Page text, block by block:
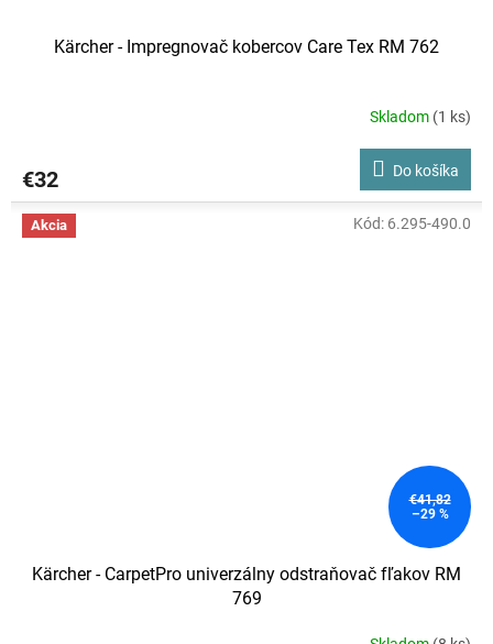
Kärcher - Impregnovač kobercov Care Tex RM 762
Skladom (1 ks)
€32 Do košíka
Akcia
€41,82
–29 %
Kärcher - CarpetPro univerzálny odstraňovač fľakov RM
769
Kód: 6.295-490.0